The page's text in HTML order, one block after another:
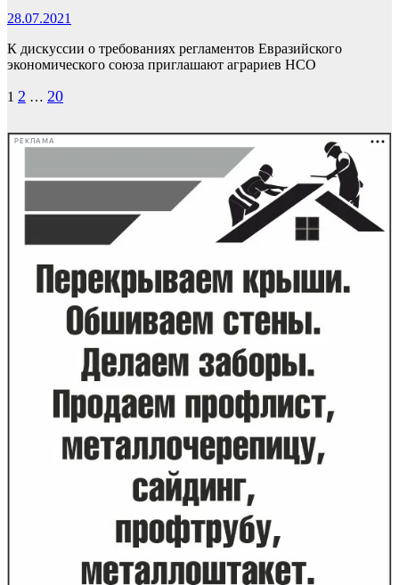
28.07.2021
К дискуссии о требованиях регламентов Евразийского
экономического союза приглашают аграриев НСО
Пагинация
1 2 … 20
РЕКЛАМА